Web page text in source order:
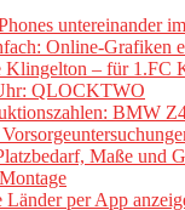
untereinander
Online-Grafiken
Klingelton – für 1.FC
QLOCKTWO
BMW
Maße und
Länder per App